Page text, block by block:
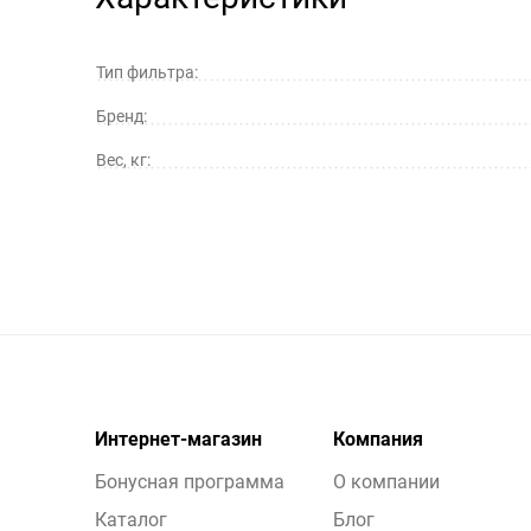
Тип фильтра:
Бренд:
Вес, кг:
Интернет-магазин
Бонусная программа
Каталог
Компания
О компании
Блог